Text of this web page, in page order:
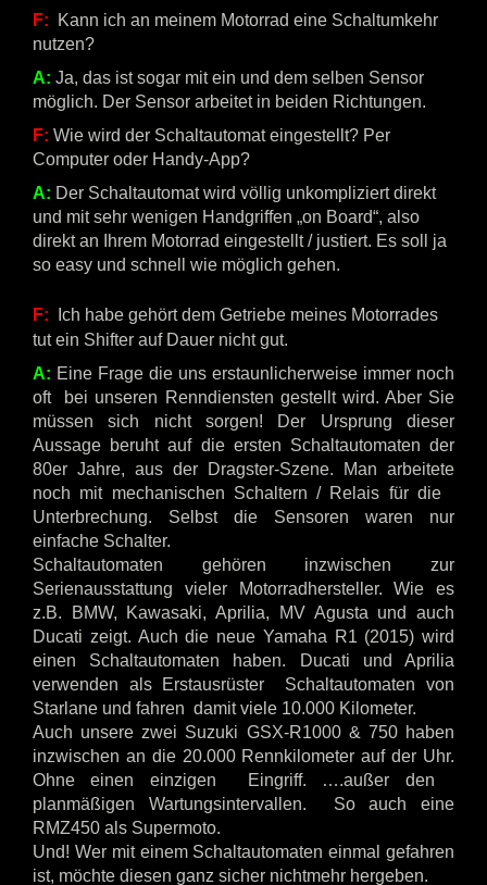
F: Kann ich an meinem Motorrad eine Schaltumkehr
nutzen?
A: Ja, das ist sogar mit ein und dem selben Sensor
möglich. Der Sensor arbeitet in beiden Richtungen.
F: Wie wird der Schaltautomat eingestellt? Per
Computer oder Handy-App?
A: Der Schaltautomat wird völlig unkompliziert direkt
und mit sehr wenigen Handgriffen „on Board“, also
direkt an Ihrem Motorrad eingestellt / justiert. Es soll ja
so easy und schnell wie möglich gehen.
F:
Ich habe gehört dem Getriebe meines Motorrades
tut ein Shifter auf Dauer nicht gut.
A: Eine Frage die uns erstaunlicherweise immer noch
oft bei unseren Renndiensten gestellt wird. Aber Sie
müssen sich nicht sorgen! Der Ursprung dieser
Aussage beruht auf die ersten Schaltautomaten der
80er Jahre, aus der Dragster-Szene. Man arbeitete
noch mit mechanischen Schaltern / Relais für die
Unterbrechung. Selbst die Sensoren waren nur
einfache Schalter.
Schaltautomaten gehören inzwischen zur
Serienausstattung vieler Motorradhersteller. Wie es
z.B. BMW, Kawasaki, Aprilia, MV Agusta und auch
Ducati zeigt. Auch die neue Yamaha R1 (2015) wird
einen Schaltautomaten haben. Ducati und Aprilia
verwenden als Erstausrüster Schaltautomaten von
Starlane und fahren damit viele 10.000 Kilometer.
Auch unsere zwei Suzuki GSX-R1000 & 750 haben
inzwischen an die 20.000 Rennkilometer auf der Uhr.
Ohne einen einzigen Eingriff. ….außer den
planmäßigen Wartungsintervallen. So auch eine
RMZ450 als Supermoto.
Und! Wer mit einem Schaltautomaten einmal gefahren
ist, möchte diesen ganz sicher nichtmehr hergeben.